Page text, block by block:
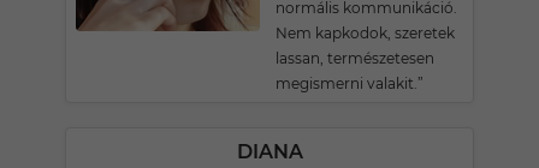
normális kommunikáció.
Nem kapkodok, szeretek
lassan, természetesen
megismerni valakit.”
DIANA